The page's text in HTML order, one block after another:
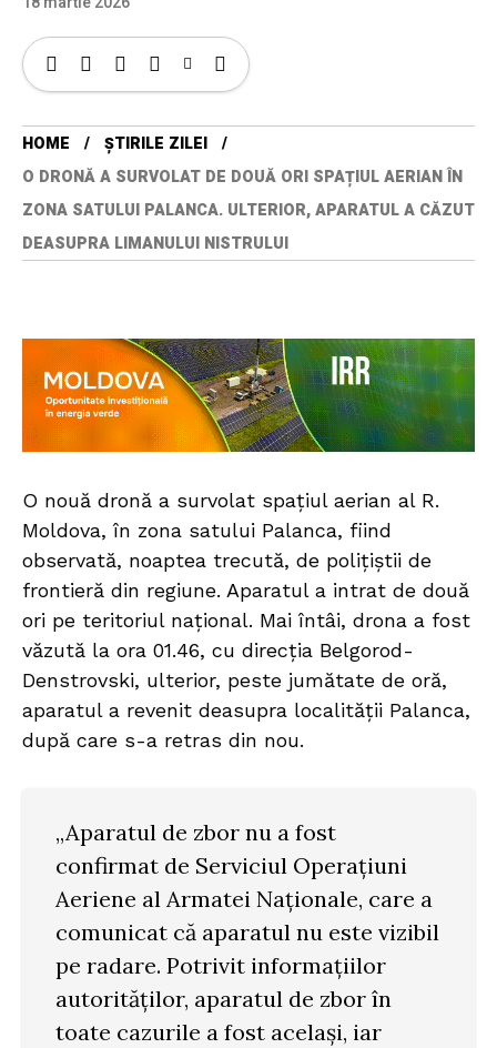
HOME
ȘTIRILE ZILEI
O DRONĂ A SURVOLAT DE DOUĂ ORI SPAȚIUL AERIAN ÎN
ZONA SATULUI PALANCA. ULTERIOR, APARATUL A CĂZUT
DEASUPRA LIMANULUI NISTRULUI
O nouă dronă a survolat spațiul aerian al R.
Moldova, în zona satului Palanca, fiind
observată, noaptea trecută, de polițiștii de
frontieră din regiune. Aparatul a intrat de două
ori pe teritoriul național. Mai întâi, drona a fost
văzută la ora 01.46, cu direcția Belgorod-
Denstrovski, ulterior, peste jumătate de oră,
aparatul a revenit deasupra localității Palanca,
după care s-a retras din nou.
„Aparatul de zbor nu a fost
confirmat de Serviciul Operațiuni
Aeriene al Armatei Naționale, care a
comunicat că aparatul nu este vizibil
pe radare. Potrivit informațiilor
autorităților, aparatul de zbor în
toate cazurile a fost același, iar